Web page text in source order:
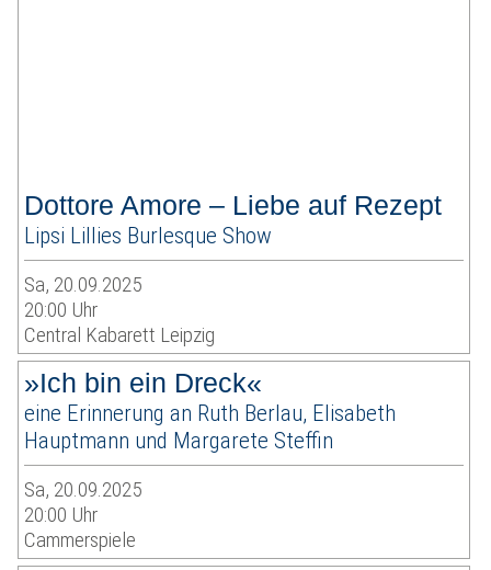
Dottore Amore – Liebe auf Rezept
Lipsi Lillies Burlesque Show
Sa, 20.09.2025
20:00 Uhr
Central Kabarett Leipzig
»Ich bin ein Dreck«
eine Erinnerung an Ruth Berlau, Elisabeth
Hauptmann und Margarete Steffin
Sa, 20.09.2025
20:00 Uhr
Cammerspiele